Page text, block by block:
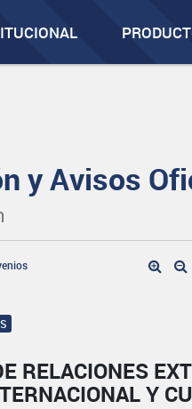
y Avisos
RELACIONES
Y